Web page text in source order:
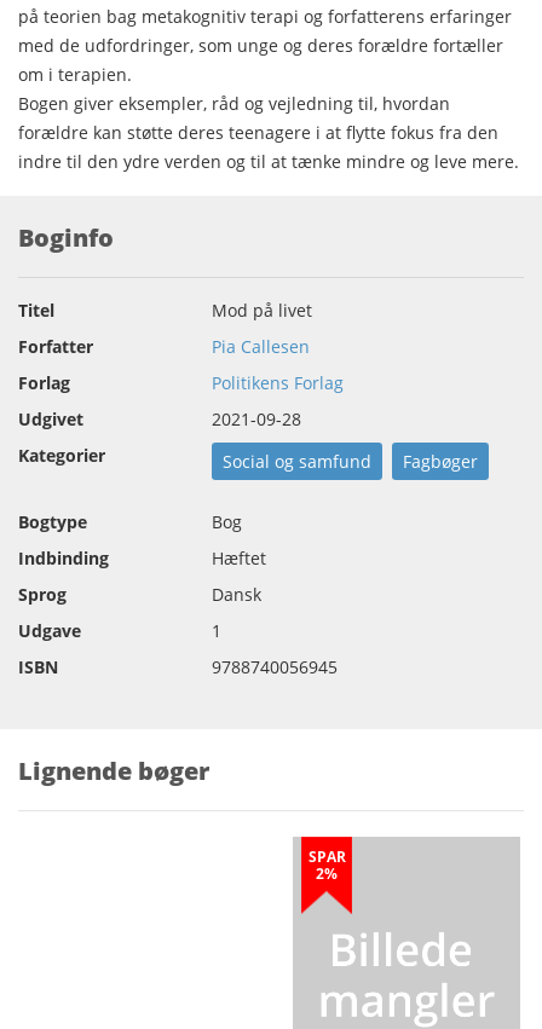
på teorien bag metakognitiv terapi og forfatterens erfaringer
med de udfordringer, som unge og deres forældre fortæller
om i terapien.
Bogen giver eksempler, råd og vejledning til, hvordan
forældre kan støtte deres teenagere i at flytte fokus fra den
indre til den ydre verden og til at tænke mindre og leve mere.
Boginfo
Titel
Mod på livet
Forfatter
Pia Callesen
Forlag
Politikens Forlag
Udgivet
2021-09-28
Kategorier
Social og samfund Fagbøger
Bogtype
Bog
Indbinding
Hæftet
Sprog
Dansk
Udgave
1
ISBN
9788740056945
Lignende bøger
SPAR
2%